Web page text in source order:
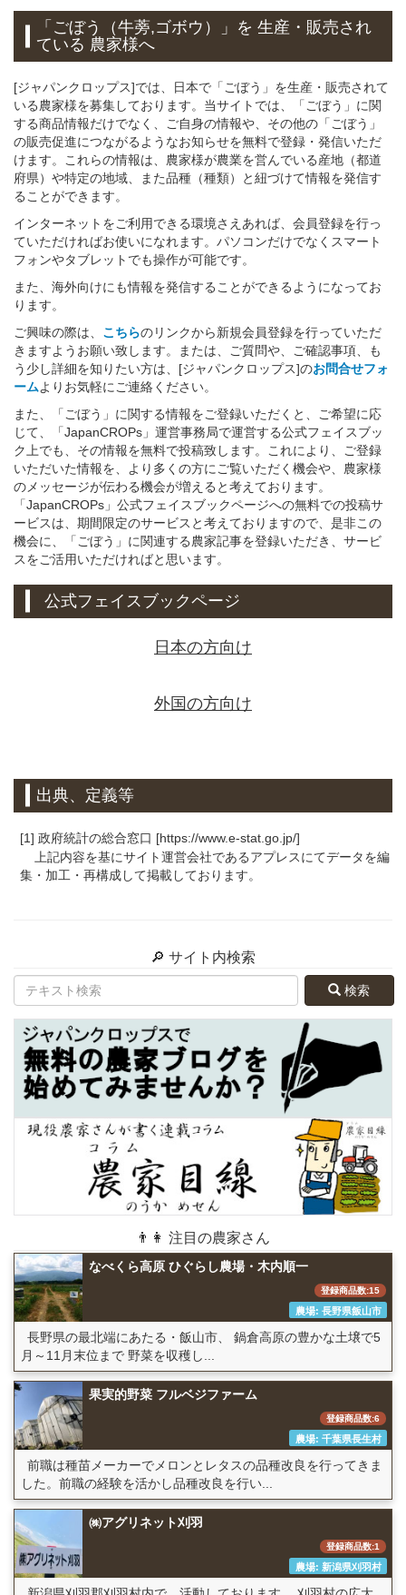
「ごぼう（牛蒡,ゴボウ）」 を 生産・販売され
ている 農家様へ
[ジャパンクロップス]では、日本で「ごぼう」を生産・販売されて
いる農家様を募集しております。当サイトでは、「ごぼう」に関
する商品情報だけでなく、ご自身の情報や、その他の「ごぼう」
の販売促進につながるようなお知らせを無料で登録・発信いただ
けます。これらの情報は、農家様が農業を営んでいる産地（都道
府県）や特定の地域、また品種（種類）と紐づけて情報を発信す
ることができます。
インターネットをご利用できる環境さえあれば、会員登録を行っ
ていただければお使いになれます。パソコンだけでなくスマート
フォンやタブレットでも操作が可能です。
また、海外向けにも情報を発信することができるようになってお
ります。
ご興味の際は、 こちらのリンクから新規会員登録を行っていただ
きますようお願い致します。または、ご質問や、ご確認事項、も
う少し詳細を知りたい方は、[ジャパンクロップス]のお問合せフォ
ームよりお気軽にご連絡ください。
また、「ごぼう」に関する情報をご登録いただくと、ご希望に応
じて、「JapanCROPs」運営事務局で運営する公式フェイスブッ
ク上でも、その情報を無料で投稿致します。これにより、ご登録
いただいた情報を、より多くの方にご覧いただく機会や、農家様
のメッセージが伝わる機会が増えると考えております。
「JapanCROPs」公式フェイスブックページへの無料での投稿サ
ービスは、期間限定のサービスと考えておりますので、是非この
機会に、「ごぼう」に関連する農家記事を登録いただき、サービ
スをご活用いただければと思います。
公式フェイスブックページ
日本の方向け
外国の方向け
出典、定義等
[1] 政府統計の総合窓口 [https://www.e-stat.go.jp/]
上記内容を基にサイト運営会社であるアプレスにてデータを編
集・加工・再構成して掲載しております。
🔎 サイト内検索
検索
👨👩 注目の農家さん
なべくら高原 ひぐらし農場・木内順一
登録商品数:15
農場: 長野県飯山市
長野県の最北端にあたる・飯山市、 鍋倉高原の豊かな土壌で5
月～11月末位まで 野菜を収穫し...
果実的野菜 フルベジファーム
登録商品数:6
農場: 千葉県長生村
前職は種苗メーカーでメロンとレタスの品種改良を行ってきま
した。前職の経験を活かし品種改良を行い...
㈱アグリネット刈羽
登録商品数:1
農場: 新潟県刈羽村